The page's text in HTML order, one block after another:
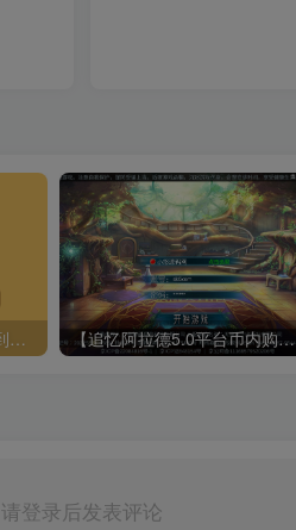
防止VMware虚拟机被检测到，程序提示“请不要在虚拟机中运行此程序”解决方案 【追忆阿拉德5.0平台币内购版】横版闯关手游Linux服务端+配套表+攻略文档+新WEB管理后台+GM授权后台+双端+架设教程
请登录后发表评论